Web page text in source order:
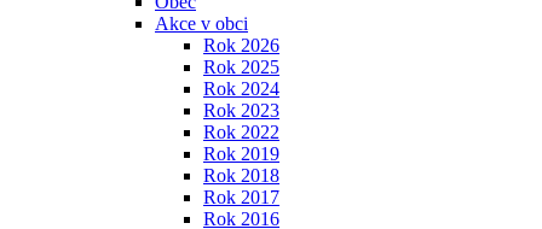
Akce v obci
Rok 2026
Rok 2025
Rok 2024
Rok 2023
Rok 2022
Rok 2019
Rok 2018
Rok 2017
Rok 2016